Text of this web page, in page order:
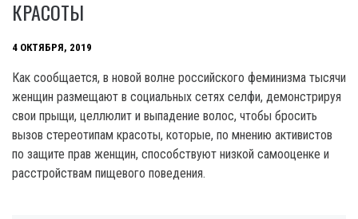
КРАСОТЫ
4 ОКТЯБРЯ, 2019
Как сообщается, в новой волне российского феминизма тысячи
женщин размещают в социальных сетях селфи, демонстрируя
свои прыщи, целлюлит и выпадение волос, чтобы бросить
вызов стереотипам красоты, которые, по мнению активистов
по защите прав женщин, способствуют низкой самооценке и
расстройствам пищевого поведения.